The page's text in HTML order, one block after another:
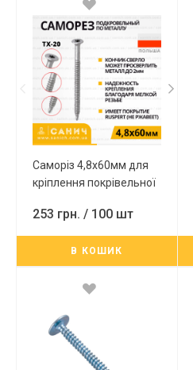
Саморіз 4,8х60мм для
кріплення покрівельної
з головкою під ТХ-20 з
покриттям Ruspert
100шт Wkret-met
253 грн. / 100 шт
В КОШИК